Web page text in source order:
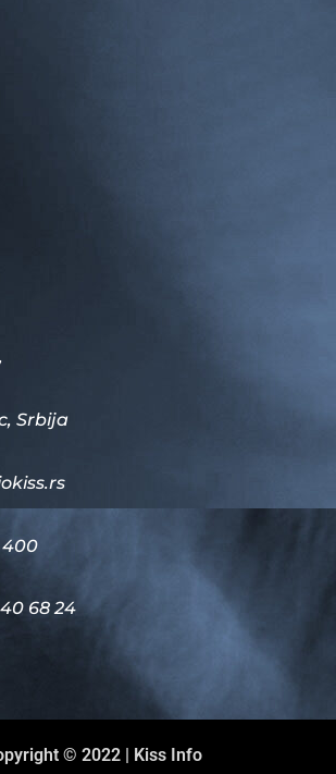
Srbija
400
68 24
© 2022 | Kiss Info